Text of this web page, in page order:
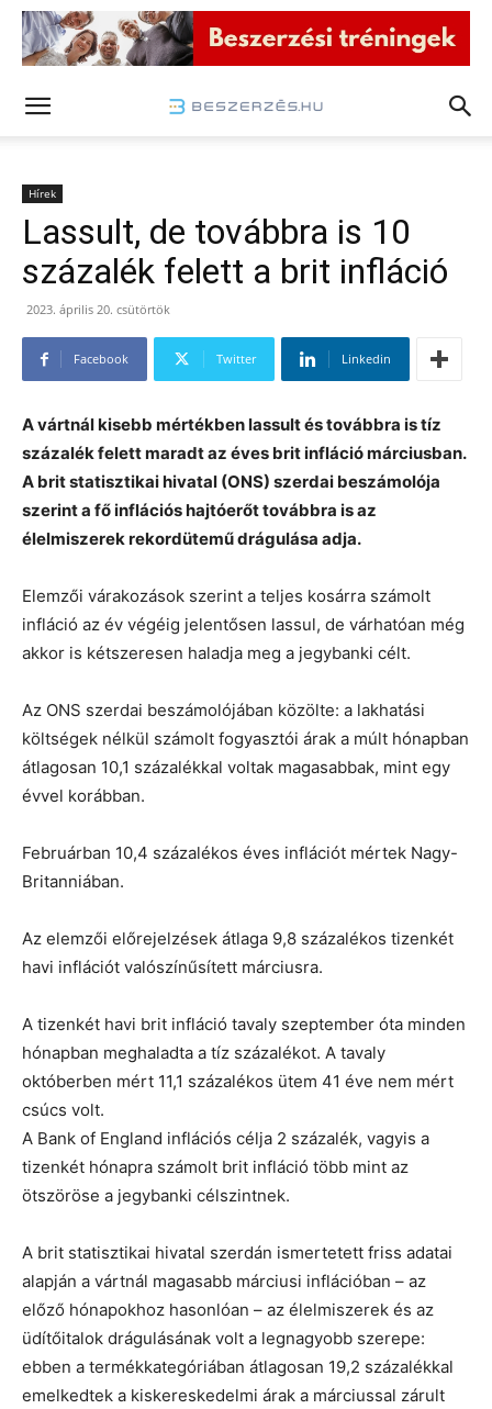
Hírek
Lassult, de továbbra is 10
százalék felett a brit infláció
2023. április 20. csütörtök
Facebook Twitter Linkedin
A vártnál kisebb mértékben lassult és továbbra is tíz
százalék felett maradt az éves brit infláció márciusban.
A brit statisztikai hivatal (ONS) szerdai beszámolója
szerint a fő inflációs hajtóerőt továbbra is az
élelmiszerek rekordütemű drágulása adja.
Elemzői várakozások szerint a teljes kosárra számolt
infláció az év végéig jelentősen lassul, de várhatóan még
akkor is kétszeresen haladja meg a jegybanki célt.
Az ONS szerdai beszámolójában közölte: a lakhatási
költségek nélkül számolt fogyasztói árak a múlt hónapban
átlagosan 10,1 százalékkal voltak magasabbak, mint egy
évvel korábban.
Februárban 10,4 százalékos éves inflációt mértek Nagy-
Britanniában.
Az elemzői előrejelzések átlaga 9,8 százalékos tizenkét
havi inflációt valószínűsített márciusra.
A tizenkét havi brit infláció tavaly szeptember óta minden
hónapban meghaladta a tíz százalékot. A tavaly
októberben mért 11,1 százalékos ütem 41 éve nem mért
csúcs volt.
A Bank of England inflációs célja 2 százalék, vagyis a
tizenkét hónapra számolt brit infláció több mint az
ötszöröse a jegybanki célszintnek.
A brit statisztikai hivatal szerdán ismertetett friss adatai
alapján a vártnál magasabb márciusi inflációban – az
előző hónapokhoz hasonlóan – az élelmiszerek és az
üdítőitalok drágulásának volt a legnagyobb szerepe:
ebben a termékkategóriában átlagosan 19,2 százalékkal
emelkedtek a kiskereskedelmi árak a márciussal zárult